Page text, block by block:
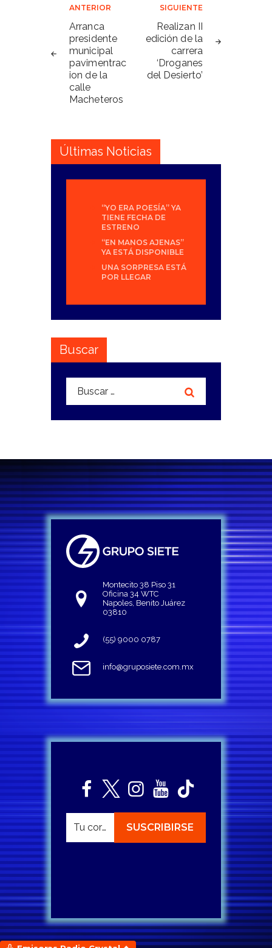
Navegación
de
entradas
ANTERIOR
Arranca
presidente
municipal
pavimentrac
ion de la
calle
Macheteros
SIGUIENTE
Realizan II
edición de la
carrera
‘Droganes
del Desierto’
Últimas Noticias
“YO ERA POESÍA” YA
TIENE FECHA DE
ESTRENO
“EN MANOS AJENAS”
YA ESTÁ DISPONIBLE
UNA SORPRESA ESTÁ
POR LLEGAR
Buscar
Buscar:
Montecito 38 Piso 31
Oficina 34 WTC
Napoles, Benito Juárez
03810
(55) 9000 0787
info@gruposiete.com.mx